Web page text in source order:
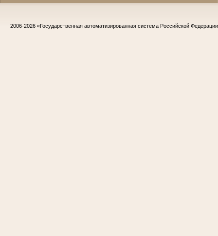
2006-2026 «Государственная автоматизированная система Российской